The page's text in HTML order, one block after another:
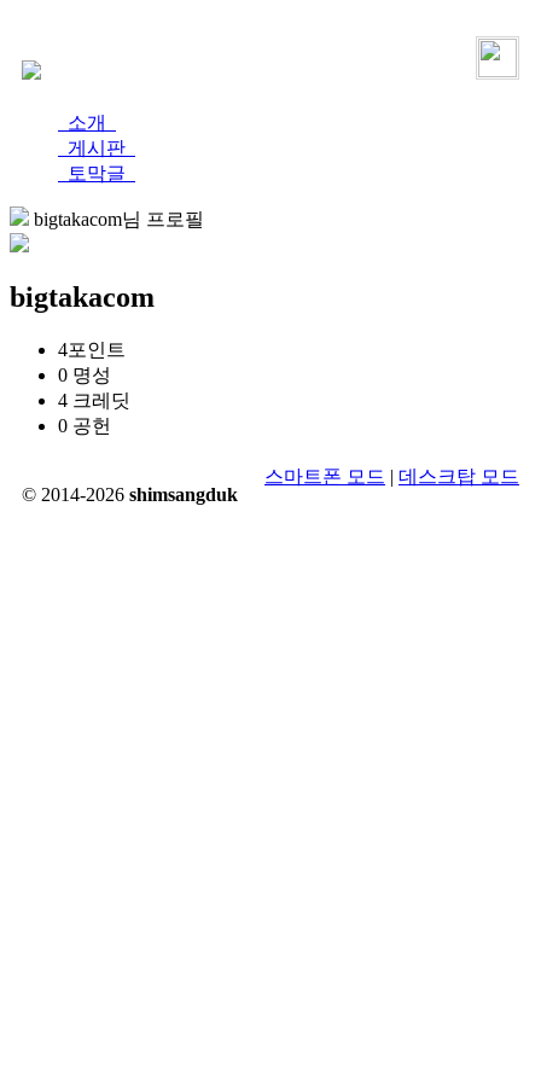
소개
게시판
토막글
bigtakacom님 프로필
bigtakacom
4포인트
0 명성
4 크레딧
0 공헌
© 2014-2026 shimsangduk
스마트폰 모드 | 데스크탑 모드